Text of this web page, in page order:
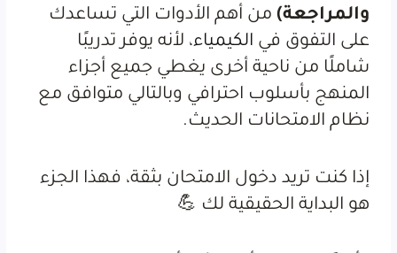
والمراجعة) من أهم الأدوات التي تساعدك
على التفوق في الكيمياء، لأنه يوفر تدريبًا
شاملًا من ناحية أخرى يغطي جميع أجزاء
المنهج بأسلوب احترافي وبالتالي متوافق مع
نظام الامتحانات الحديث.
إذا كنت تريد دخول الامتحان بثقة، فهذا الجزء
هو البداية الحقيقية لك 💪